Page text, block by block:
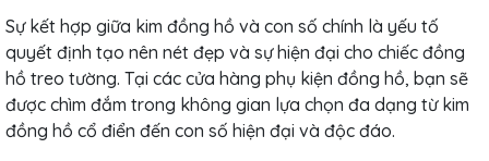
Sự kết hợp giữa kim đồng hồ và con số chính là yếu tố
quyết định tạo nên nét đẹp và sự hiện đại cho chiếc đồng
hồ treo tường. Tại các cửa hàng phụ kiện đồng hồ, bạn sẽ
được chìm đắm trong không gian lựa chọn đa dạng từ kim
đồng hồ cổ điển đến con số hiện đại và độc đáo.